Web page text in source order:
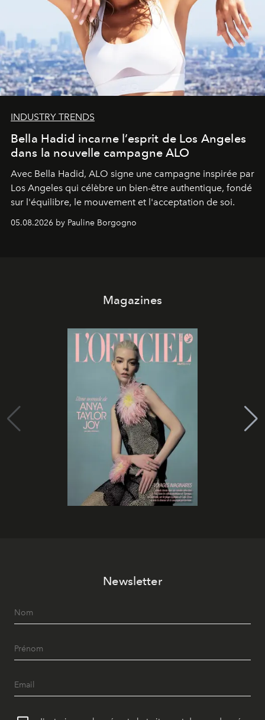
INDUSTRY TRENDS
Bella Hadid incarne l’esprit de Los Angeles
dans la nouvelle campagne ALO
Avec Bella Hadid, ALO signe une campagne inspirée par
Los Angeles qui célèbre un bien-être authentique, fondé
sur l'équilibre, le mouvement et l'acceptation de soi.
05.08.2026 by Pauline Borgogno
Magazines
Newsletter